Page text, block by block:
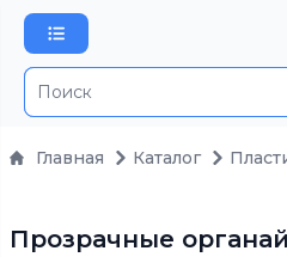
Главная
Каталог
Прозрачные